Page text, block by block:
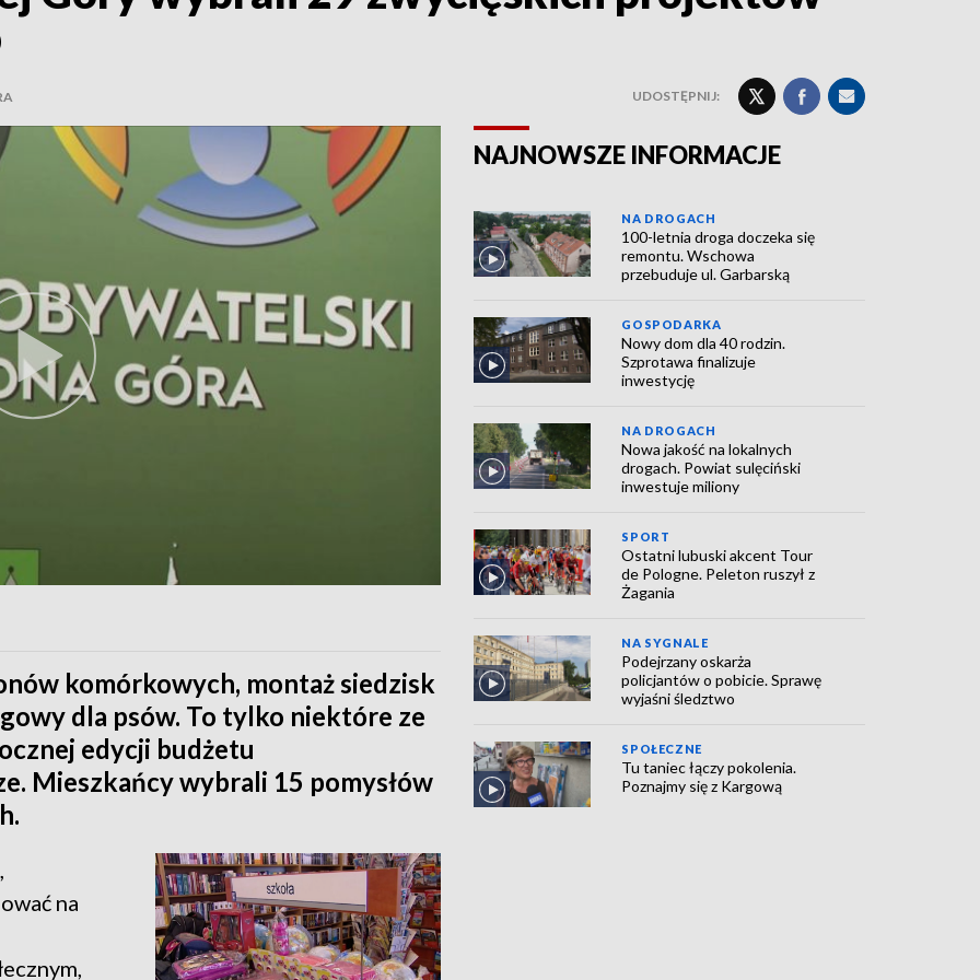
UDOSTĘPNIJ:
komórkowych, montaż siedzisk
dla psów. To tylko niektóre ze
edycji budżetu
Mieszkańcy wybrali 15 pomysłów
na
NAJNOWSZE INFORMACJE
NA DROGACH
100-letnia droga doczeka się
remontu. Wschowa
przebuduje ul. Garbarską
GOSPODARKA
Nowy dom dla 40 rodzin.
Szprotawa finalizuje
inwestycję
NA DROGACH
Nowa jakość na lokalnych
drogach. Powiat sulęciński
inwestuje miliony
SPORT
Ostatni lubuski akcent Tour
de Pologne. Peleton ruszył z
Żagania
NA SYGNALE
Podejrzany oskarża
policjantów o pobicie. Sprawę
wyjaśni śledztwo
SPOŁECZNE
Tu taniec łączy pokolenia.
Poznajmy się z Kargową